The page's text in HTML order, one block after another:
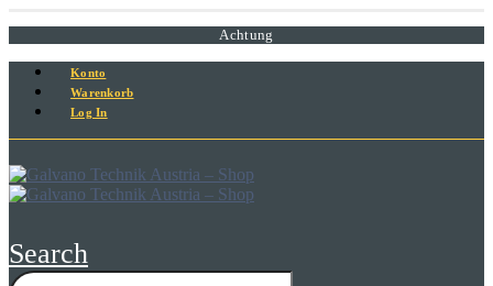
Achtung
Konto
Warenkorb
Log In
Search